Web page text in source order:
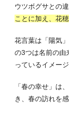
ウツボグサとの違
ことに加え、花
花言葉は「陽気
の3つは名前の由
っているイメージ
「春の幸せ」は
き、春の訪れを